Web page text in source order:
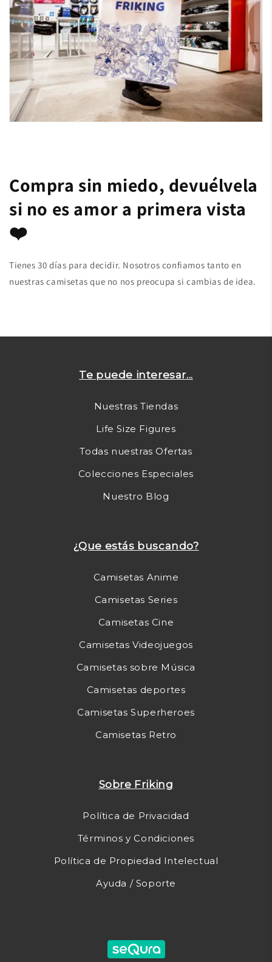
Compra sin miedo, devuélvela
si no es amor a primera vista
❤️
Tienes 30 días para decidir. Nosotros confiamos tanto en
nuestras camisetas que no nos preocupa si cambias de idea.
Te puede interesar...
Nuestras Tiendas
Life Size Figures
Todas nuestras Ofertas
Colecciones Especiales
Nuestro Blog
¿Que estás buscando?
Camisetas Anime
Camisetas Series
Camisetas Cine
Camisetas Videojuegos
Camisetas sobre Música
Camisetas deportes
Camisetas Superheroes
Camisetas Retro
Sobre Friking
Política de Privacidad
Términos y Condiciones
Política de Propiedad Intelectual
Ayuda / Soporte